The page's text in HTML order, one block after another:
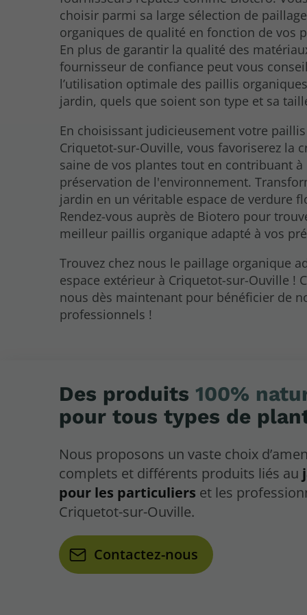
choisir parmi sa large sélection de
organiques de qualité en fonction de vos
En plus de garantir la qualité des
fournisseur de confiance peut vous
l’utilisation optimale des paillis
jardin, quels que soient son type et sa
En choisissant judicieusement votre
Criquetot-sur-Ouville, vous favoriserez la
saine de vos plantes tout en contribuant à
préservation de l'environnement.
jardin en un véritable espace de verdure
Rendez-vous auprès de Biotero pour
meilleur paillis organique adapté à vos
Trouvez chez nous le paillage organique
espace extérieur à Criquetot-sur-Ouville !
nous dès maintenant pour bénéficier de
professionnels !
Des produits 100%
pour tous types de
Nous proposons un vaste choix
complets et différents produits liés au
pour les particuliers et les
Criquetot-sur-Ouville.
Contactez-nous